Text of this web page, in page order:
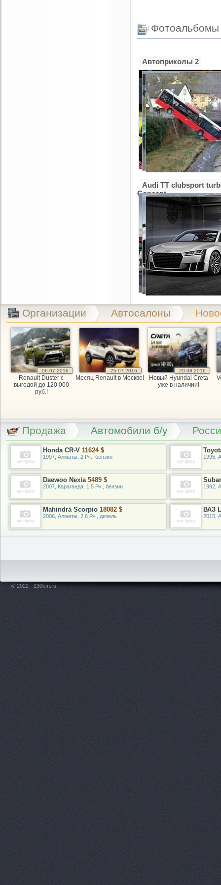
Фотоальбомы
Автоприколы 2
Audi TT clubsport
Concept
Организации Автосалоны
06.07.2016
Renault Duster с
выгодой до 120 000
руб.!
25.07.2016
Месяц Renault в Москве!
29.08.2016
Новый Hyundai Creta
уже в наличии!
Продажа Автомобили б/у
Honda CR-V 11624 $
1997, Алматы, 2 Р»., бензин 1995,
Daewoo Nexia 5489 $
2007, Караганда, 1.5 Р»., бензин 1992,
Mahindra Scorpio 18082 $
2006, Алматы, 2.6 Р»., дизель
ВАЗ
2015,
© 2022 - 230km.ru